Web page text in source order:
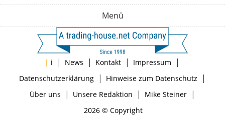
Menü
| i | News | Kontakt | Impressum |
Datenschutzerklärung| Hinweise zum Datenschutz |
Über uns | Unsere Redaktion | Mike Steiner|
2026 © Copyright